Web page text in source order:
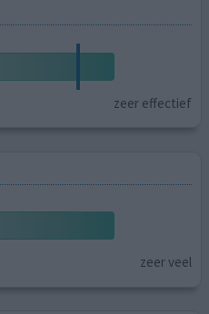
zeer effectief
zeer veel